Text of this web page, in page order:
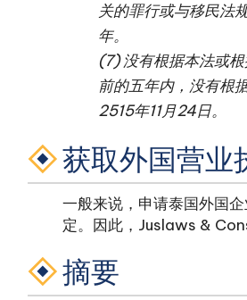
关的罪行或与移民法
年。
(7) 没有根据本法或
前的五年内，没有根
2515年11月24日。
获取外国营业
一般来说，申请泰国外国
定。因此，Juslaws &
摘要